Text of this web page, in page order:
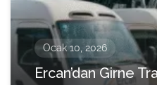
Ocak 10, 2026
Ercan’dan Girne